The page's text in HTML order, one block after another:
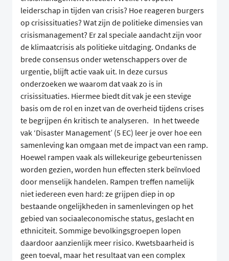
leiderschap in tijden van crisis? Hoe reageren burgers
op crisissituaties? Wat zijn de politieke dimensies van
crisismanagement? Er zal speciale aandacht zijn voor
de klimaatcrisis als politieke uitdaging. Ondanks de
brede consensus onder wetenschappers over de
urgentie, blijft actie vaak uit. In deze cursus
onderzoeken we waarom dat vaak zo is in
crisissituaties. Hiermee biedt dit vak je een stevige
basis om de rol en inzet van de overheid tijdens crises
te begrijpen én kritisch te analyseren. In het tweede
vak ‘Disaster Management’ (5 EC) leer je over hoe een
samenleving kan omgaan met de impact van een ramp.
Hoewel rampen vaak als willekeurige gebeurtenissen
worden gezien, worden hun effecten sterk beïnvloed
door menselijk handelen. Rampen treffen namelijk
niet iedereen even hard: ze grijpen diep in op
bestaande ongelijkheden in samenlevingen op het
gebied van sociaaleconomische status, geslacht en
ethniciteit. Sommige bevolkingsgroepen lopen
daardoor aanzienlijk meer risico. Kwetsbaarheid is
geen toeval, maar het resultaat van een complex